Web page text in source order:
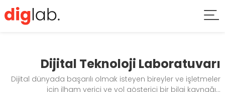
Dijital Teknoloji Laboratuvarı
Dijital dünyada başarılı olmak isteyen bireyler ve işletmeler
için ilham verici ve yol gösterici bir bilgi kaynağı...